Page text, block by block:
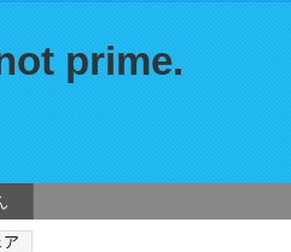
prime.
ア